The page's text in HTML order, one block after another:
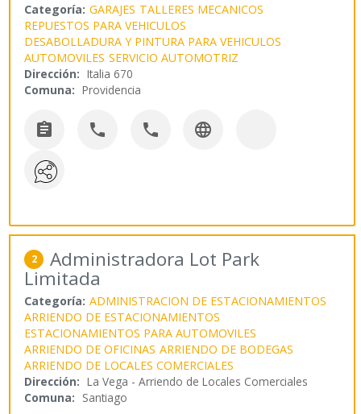
Categoría: GARAJES TALLERES MECANICOS
REPUESTOS PARA VEHICULOS
DESABOLLADURA Y PINTURA PARA VEHICULOS
AUTOMOVILES SERVICIO AUTOMOTRIZ
Dirección: Italia 670
Comuna: Providencia
   
2 Administradora Lot Park
Limitada
Categoría: ADMINISTRACION DE ESTACIONAMIENTOS
ARRIENDO DE ESTACIONAMIENTOS
ESTACIONAMIENTOS PARA AUTOMOVILES
ARRIENDO DE OFICINAS ARRIENDO DE BODEGAS
ARRIENDO DE LOCALES COMERCIALES
Dirección: La Vega - Arriendo de Locales Comerciales
Comuna: Santiago